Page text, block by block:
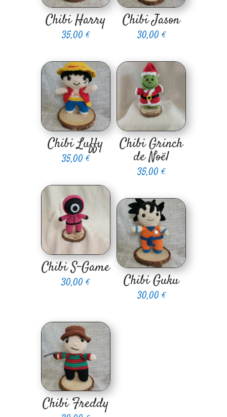
Chibi Harry
35,00€
Chibi Jason
30,00€
Chibi Luffy
35,00€
Chibi Grinch
de Noël
35,00€
Chibi S-Game
30,00€ Chibi Guku
30,00€
Chibi Freddy